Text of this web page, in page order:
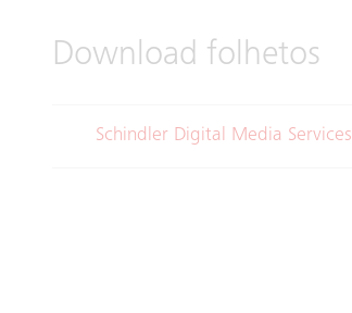
Download folhetos
Schindler Digital Media Services